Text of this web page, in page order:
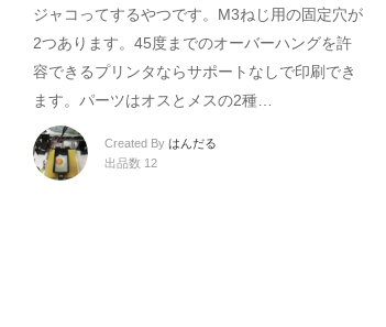
ジャコってするやつです。M3ねじ用の固定穴が
2つあります。45度までのオーバーハングを許
容できるプリンタならサポートなしで印刷でき
ます。パーツはオスとメスの2種…
Created By はんだる
出品数 12